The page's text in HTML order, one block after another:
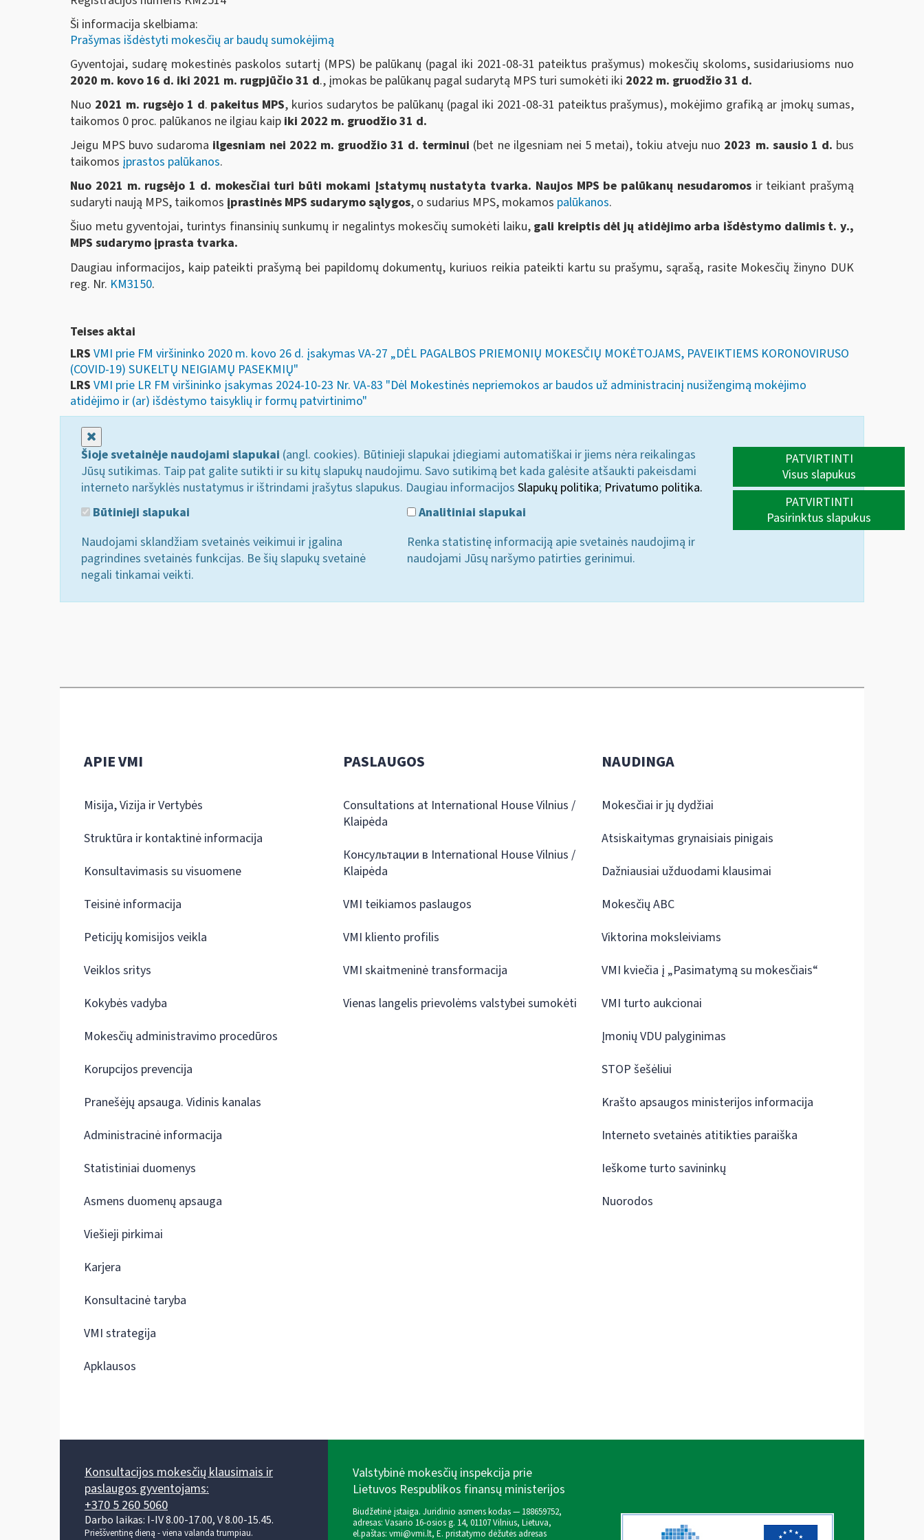
Ši informacija skelbiama:
Prašymas išdėstyti mokesčių ar baudų sumokėjimą
Gyventojai, sudarę mokestinės paskolos sutartį (MPS) be palūkanų (pagal iki 2021-08-31 pateiktus prašymus) mokesčių skoloms, susidariusioms nuo
2020 m. kovo 16 d. iki 2021 m. rugpjūčio 31 d., įmokas be palūkanų pagal sudarytą MPS turi sumokėti iki 2022 m. gruodžio 31 d.
Nuo 2021 m. rugsėjo 1 d. pakeitus MPS, kurios sudarytos be palūkanų (pagal iki 2021-08-31 pateiktus prašymus), mokėjimo grafiką ar įmokų sumas,
taikomos 0 proc. palūkanos ne ilgiau kaip iki 2022 m. gruodžio 31 d.
Jeigu MPS buvo sudaroma ilgesniam nei 2022 m. gruodžio 31 d. terminui (bet ne ilgesniam nei 5 metai), tokiu atveju nuo 2023 m. sausio 1 d. bus
taikomos įprastos palūkanos.
Nuo 2021 m. rugsėjo 1 d. mokesčiai turi būti mokami Įstatymų nustatyta tvarka. Naujos MPS be palūkanų nesudaromos ir teikiant prašymą
sudaryti naują MPS, taikomos įprastinės MPS sudarymo sąlygos, o sudarius MPS, mokamos palūkanos.
Šiuo metu gyventojai, turintys finansinių sunkumų ir negalintys mokesčių sumokėti laiku, gali kreiptis dėl jų atidėjimo arba išdėstymo dalimis t. y.,
MPS sudarymo įprasta tvarka.
Daugiau informacijos, kaip pateikti prašymą bei papildomų dokumentų, kuriuos reikia pateikti kartu su prašymu, sąrašą, rasite Mokesčių žinyno DUK
reg. Nr. KM3150.
Teises aktai
LRS VMI prie FM viršininko 2020 m. kovo 26 d. įsakymas VA-27 „DĖL PAGALBOS PRIEMONIŲ MOKESČIŲ MOKĖTOJAMS, PAVEIKTIEMS KORONOVIRUSO
(COVID-19) SUKELTŲ NEIGIAMŲ PASEKMIŲ"
LRS VMI prie LR FM viršininko įsakymas 2024-10-23 Nr. VA-83 "Dėl Mokestinės nepriemokos ar baudos už administracinį nusižengimą mokėjimo
atidėjimo ir (ar) išdėstymo taisyklių ir formų patvirtinimo"
Šioje svetainėje naudojami slapukai (angl. cookies). Būtinieji slapukai įdiegiami automatiškai ir jiems nėra reikalingas
Jūsų sutikimas. Taip pat galite sutikti ir su kitų slapukų naudojimu. Savo sutikimą bet kada galėsite atšaukti pakeisdami
interneto naršyklės nustatymus ir ištrindami įrašytus slapukus. Daugiau informacijos Slapukų politika; Privatumo politika.
Būtinieji slapukai
Naudojami sklandžiam svetainės veikimui ir įgalina
pagrindines svetainės funkcijas. Be šių slapukų svetainė
negali tinkamai veikti.
Analitiniai slapukai
Renka statistinę informaciją apie svetainės naudojimą ir
naudojami Jūsų naršymo patirties gerinimui.
PATVIRTINTI
Visus slapukus
PATVIRTINTI
Pasirinktus slapukus
APIE VMI
Misija, Vizija ir Vertybės
Struktūra ir kontaktinė informacija
Konsultavimasis su visuomene
Teisinė informacija
Peticijų komisijos veikla
Veiklos sritys
Kokybės vadyba
Mokesčių administravimo procedūros
Korupcijos prevencija
Pranešėjų apsauga. Vidinis kanalas
Administracinė informacija
Statistiniai duomenys
Asmens duomenų apsauga
Viešieji pirkimai
Karjera
Konsultacinė taryba
VMI strategija
Apklausos
PASLAUGOS
Consultations at International House Vilnius /
Klaipėda
Консультации в International House Vilnius /
Klaipėda
VMI teikiamos paslaugos
VMI kliento profilis
VMI skaitmeninė transformacija
Vienas langelis prievolėms valstybei sumokėti
NAUDINGA
Mokesčiai ir jų dydžiai
Atsiskaitymas grynaisiais pinigais
Dažniausiai užduodami klausimai
Mokesčių ABC
Viktorina moksleiviams
VMI kviečia į „Pasimatymą su mokesčiais“
VMI turto aukcionai
Įmonių VDU palyginimas
STOP šešėliui
Krašto apsaugos ministerijos informacija
Interneto svetainės atitikties paraiška
Ieškome turto savininkų
Nuorodos
Konsultacijos mokesčių klausimais ir
paslaugos gyventojams:
+370 5 260 5060
Darbo laikas: I-IV 8.00-17.00, V 8.00-15.45.
Prieššventinę dieną - viena valanda trumpiau.
Valstybinė mokesčių inspekcija prie
Lietuvos Respublikos finansų ministerijos
Biudžetinė įstaiga. Juridinio asmens kodas — 188659752,
adresas: Vasario 16-osios g. 14, 01107 Vilnius, Lietuva,
el.paštas: vmi@vmi.lt, E. pristatymo dėžutės adresas